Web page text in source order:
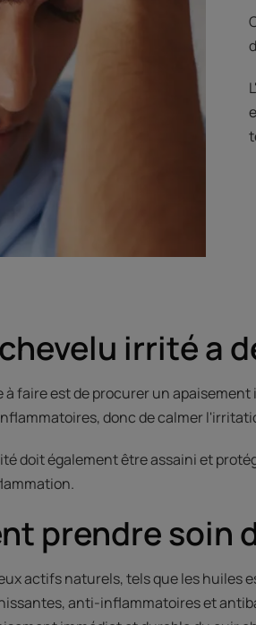
irrité a
à faire est de procurer un
donc de calmer
doit également être assaini et
prendre soin
actifs naturels, tels que les huiles
anti-inflammatoires et